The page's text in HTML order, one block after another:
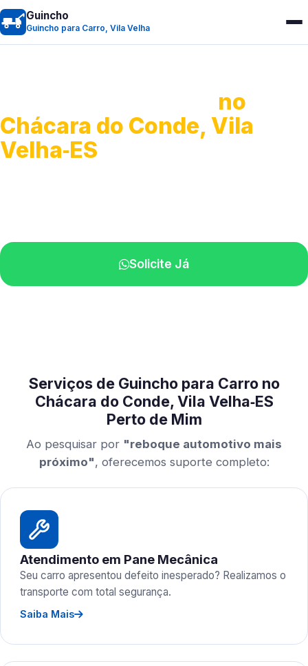
Guincho
Guincho para Carro, Vila Velha
no
Chácara do Conde, Vila
Velha‑ES
Solicite Já
Serviços de Guincho para Carro no
Chácara do Conde, Vila Velha‑ES
Perto de Mim
Ao pesquisar por "reboque automotivo mais
próximo", oferecemos suporte completo:
Atendimento em Pane Mecânica
Seu carro apresentou defeito inesperado? Realizamos o
transporte com total segurança.
Saiba Mais